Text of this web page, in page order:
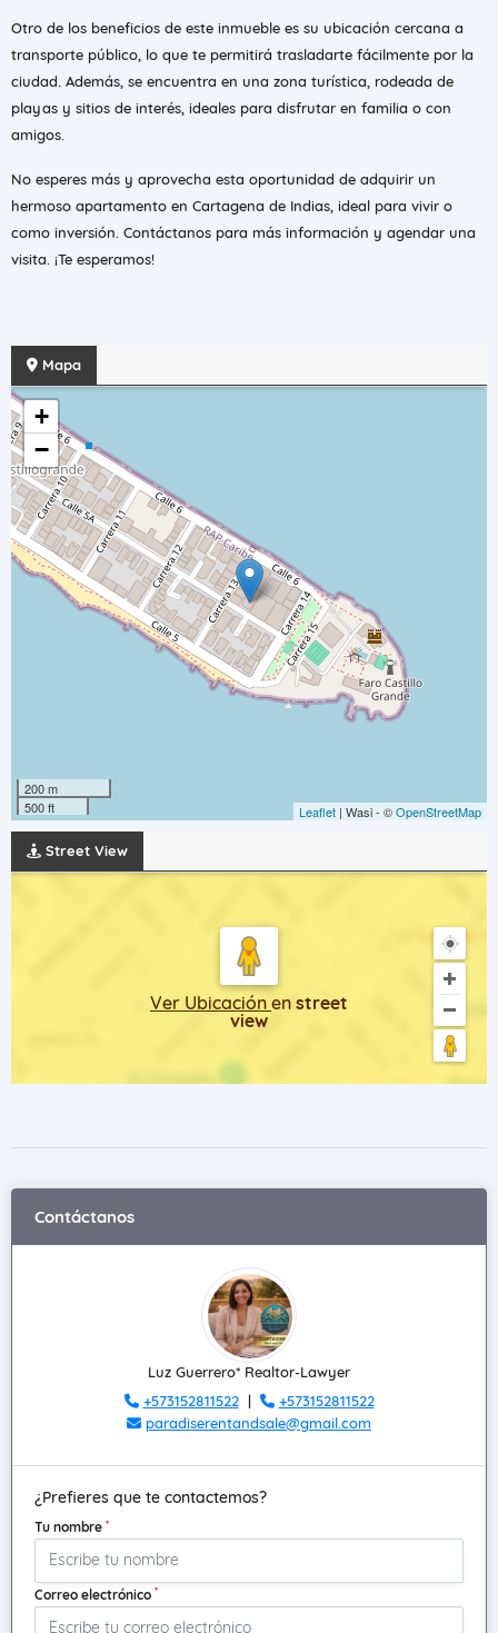
Otro de los beneficios de este inmueble es su ubicación cercana a
transporte público, lo que te permitirá trasladarte fácilmente por la
ciudad. Además, se encuentra en una zona turística, rodeada de
playas y sitios de interés, ideales para disfrutar en familia o con
amigos.
No esperes más y aprovecha esta oportunidad de adquirir un
hermoso apartamento en Cartagena de Indias, ideal para vivir o
como inversión. Contáctanos para más información y agendar una
visita. ¡Te esperamos!
Mapa
+
−
200 m
500 ft
Leaflet | Wasi - ©OpenStreetMap
Street View
Ver Ubicación en street
view
Contáctanos
Luz Guerrero* Realtor-Lawyer
+573152811522|
+573152811522
paradiserentandsale@gmail.com
¿Prefieres que te contactemos?
Tu nombre *
Correo electrónico *